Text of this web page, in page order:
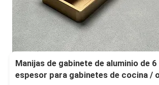
Manijas de gabinete de aluminio de 6
espesor para gabinetes de cocina /